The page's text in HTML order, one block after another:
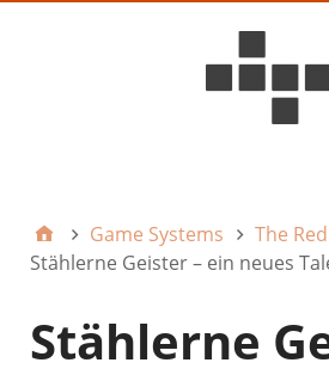
Game Systems
The
Stählerne Geister – ein neues
Stählerne